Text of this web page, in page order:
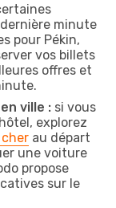
minute
pour Pékin,
vos billets
offres et
ville : si vous
explorez
au départ
une voiture
propose
sur le